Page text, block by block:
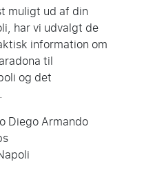
muligt ud af din
har vi udvalgt de
information om
til
og det
Diego Armando